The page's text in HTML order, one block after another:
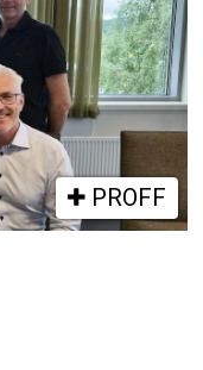
PROFF